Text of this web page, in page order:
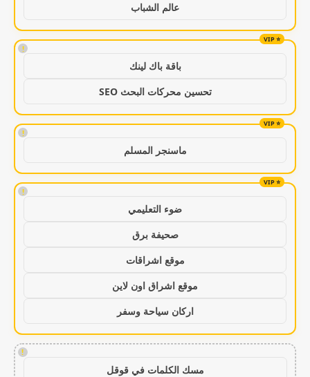
عالم الشباب
!
باقة باك لينك
تحسين محركات البحث SEO
!
ماسنجر المسلم
!
ضوء التعليمي
صحيفة برق
موقع اشراقات
موقع اشراق اون لاين
اركان سياحة وسفر
!
مسك الكلمات في قوقل